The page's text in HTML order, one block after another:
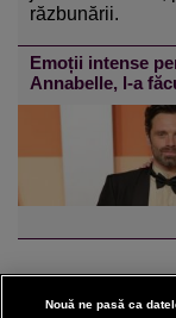
răzbunării.
Emoții intense
Annabelle, l-a
Nouă ne pasă ca